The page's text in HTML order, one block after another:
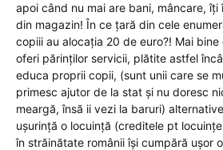
apoi când nu mai are bani, mâncare, îți
din magazin! În ce țară din cele
copiii au alocația 20 de euro?! Mai
oferi părinților servicii, plătite astfel
educa proprii copii, (sunt unii care se
primesc ajutor de la stat și nu doresc
meargă, însă ii vezi la baruri)
ușurință o locuință (creditele pt
în străinătate românii își cumpără ușor